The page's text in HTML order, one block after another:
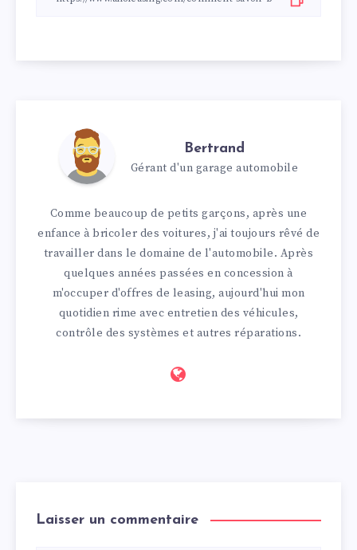
Bertrand
Gérant d'un garage automobile
Comme beaucoup de petits garçons, après une
enfance à bricoler des voitures, j'ai toujours rêvé de
travailler dans le domaine de l'automobile. Après
quelques années passées en concession à
m'occuper d'offres de leasing, aujourd'hui mon
quotidien rime avec entretien des véhicules,
contrôle des systèmes et autres réparations.
Laisser un commentaire